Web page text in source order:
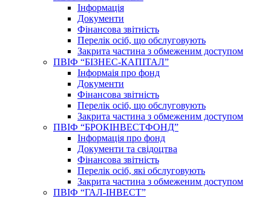
Інформація
Документи
Фінансова звітність
Перелік осіб, що обслуговують
Закрита частина з обмеженим доступом
ПВІФ “БІЗНЕС-КАПІТАЛ”
Інформаія про фонд
Документи
Фінансова звітність
Перелік осіб, що обслуговують
Закрита частина з обмеженим доступом
ПВІФ “БРОКІНВЕСТФОНД”
Інформація про фонд
Документи та свідоцтва
Фінансова звітність
Перелік осіб, які обслуговують
Закрита частина з обмеженим доступом
ПВІФ “ГАЛ-ІНВЕСТ”